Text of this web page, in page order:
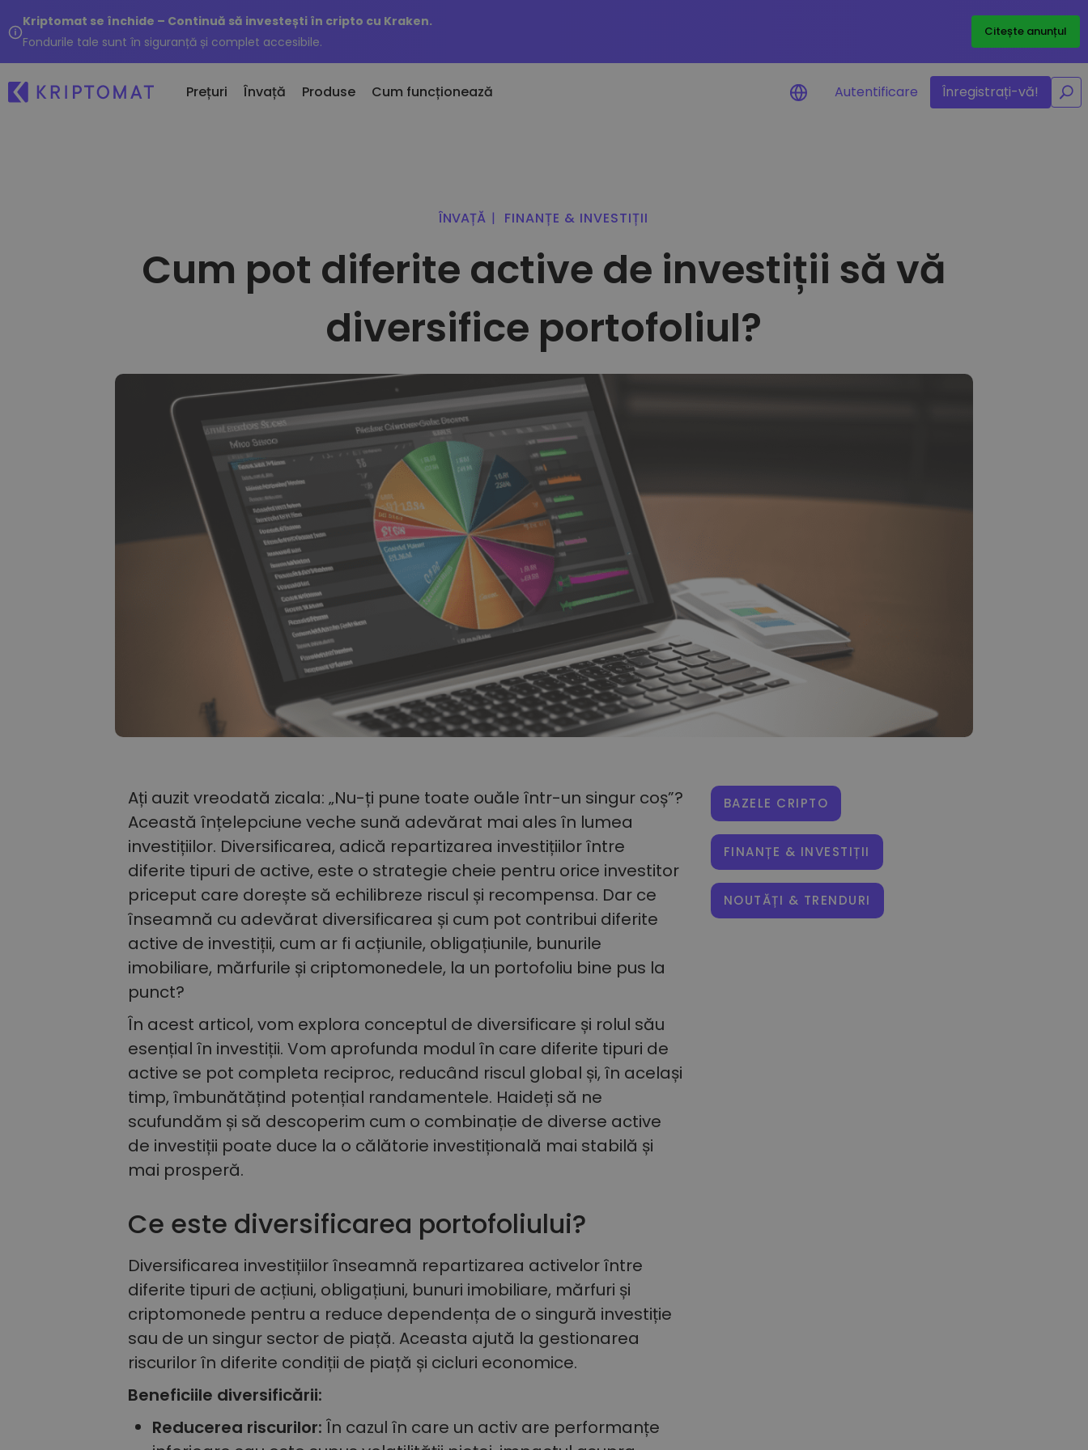
Kriptomat se închide – Continuă să investești în cripto cu Kraken.
Fondurile tale sunt în siguranță și complet accesibile.
Citește anunțul
Prețuri Învață Produse
Portofolii Inteligente
Calea deșteaptă pentru investiții
Găsește-ți strategia cripto
viitorul tău
Cumpărarea recurentă
Explorează investiții posibile
Analiză Portofoliu
Cum funcționează Autentificare Înregistrați-vă!
/
ÎNVAȚĂ | FINANȚE & INVESTIȚII
Cum pot diferite active de investiții să vă
diversifice portofoliul?
Ați auzit vreodată zicala: „Nu-ți pune toate ouăle într-un singur coș”?
Această înțelepciune veche sună adevărat mai ales în lumea
investițiilor. Diversificarea, adică repartizarea investițiilor între
diferite tipuri de active, este o strategie cheie pentru orice investitor
priceput care dorește să echilibreze riscul și recompensa. Dar ce
înseamnă cu adevărat diversificarea și cum pot contribui diferite
active de investiții, cum ar fi acțiunile, obligațiunile, bunurile
imobiliare, mărfurile și criptomonedele, la un portofoliu bine pus la
punct?
În acest articol, vom explora conceptul de diversificare și rolul său
esențial în investiții. Vom aprofunda modul în care diferite tipuri de
active se pot completa reciproc, reducând riscul global și, în același
timp, îmbunătățind potențial randamentele. Haideți să ne
scufundăm și să descoperim cum o combinație de diverse active
de investiții poate duce la o călătorie investițională mai stabilă și
mai prosperă.
Ce este diversificarea portofoliului?
Diversificarea investițiilor înseamnă repartizarea activelor între
diferite tipuri de acțiuni, obligațiuni, bunuri imobiliare, mărfuri și
criptomonede pentru a reduce dependența de o singură investiție
sau de un singur sector de piață. Aceasta ajută la gestionarea
riscurilor în diferite condiții de piață și cicluri economice.
Beneficiile diversificării:
Reducerea riscurilor: În cazul în care un activ are performanțe
BAZELE CRIPTO
FINANȚE & INVESTIȚII
NOUTĂȚI & TRENDURI